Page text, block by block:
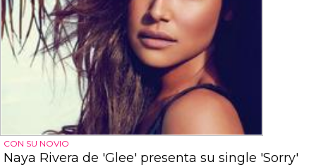
CON SU NOVIO
Naya Rivera de 'Glee' presenta su single 'Sorry'